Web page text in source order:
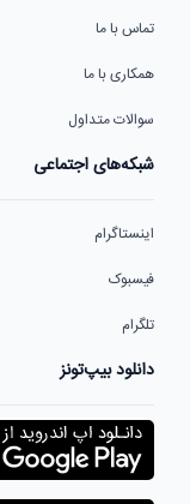
تماس با ما
همکاری با ما
سوالات متداول
شبکه‌های اجتماعی
اینستاگرام
فیسبوک
تلگرام
دانلود بیپ‌تونز